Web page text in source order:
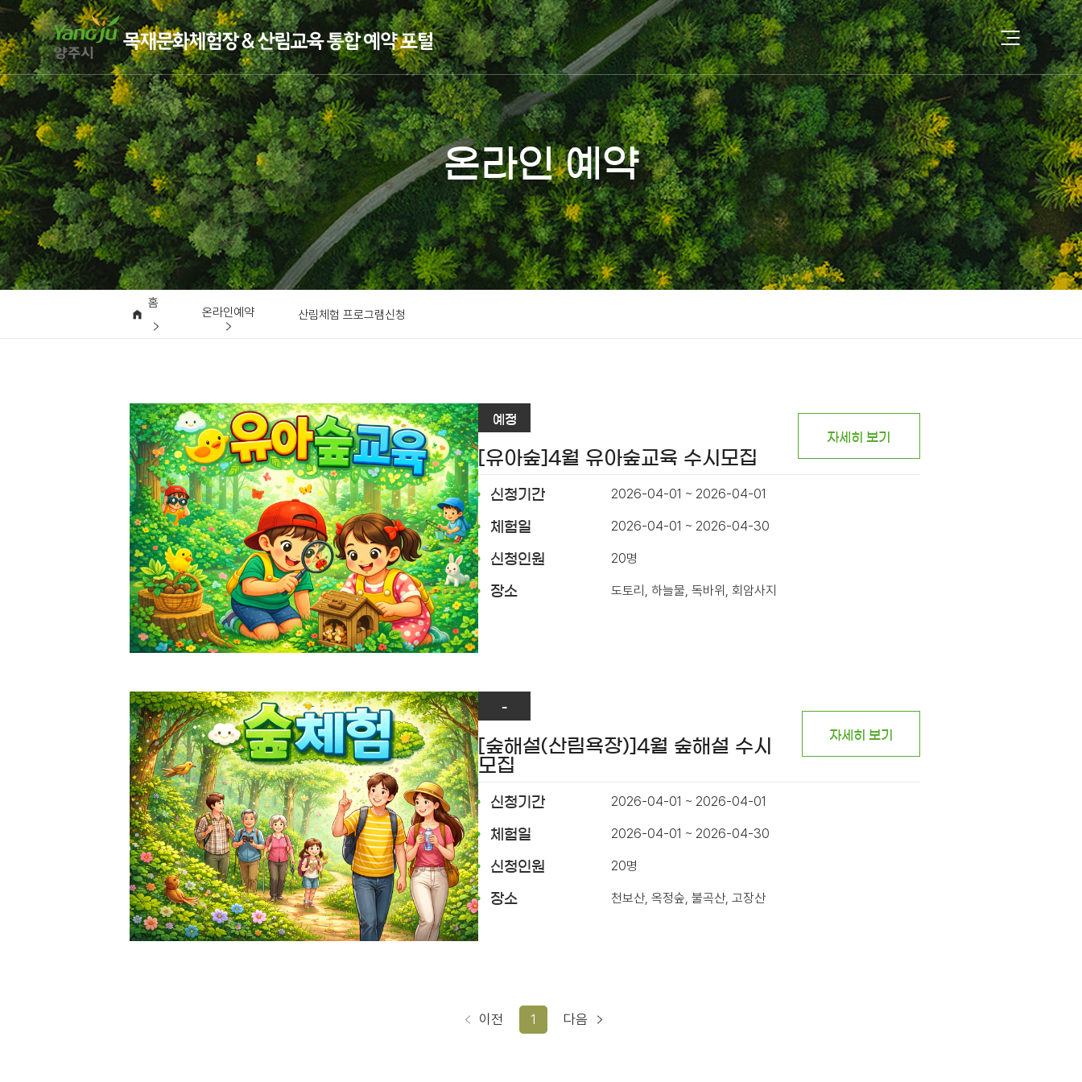
온라인 예약
홈
온라인예약 산림체험 프로그램신청
예정
[유아숲]4월 유아숲교육 수시모집
자세히 보기
신청기간 2026-04-01 ~ 2026-04-01
체험일 2026-04-01 ~ 2026-04-30
신청인원 20명
장소 도토리, 하늘물, 독바위, 회암사지
-
[숲해설(산림욕장)]4월 숲해설 수시
모집
자세히 보기
신청기간 2026-04-01 ~ 2026-04-01
체험일 2026-04-01 ~ 2026-04-30
신청인원 20명
장소 천보산, 옥정숲, 불곡산, 고장산
이전 1 다음